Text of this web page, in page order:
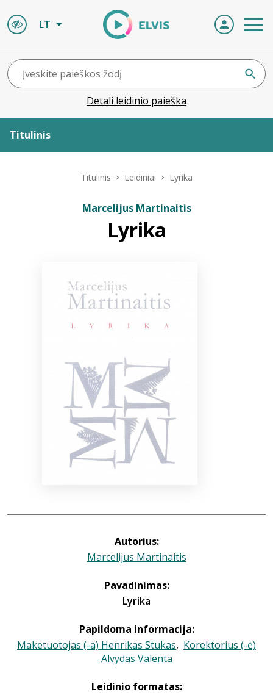
LT
Detali leidinio paieška
Titulinis
Bibliotekoms
Titulinis Leidiniai Lyrika
Marcelijus Martinaitis
Lyrika
Autorius:
Marcelijus Martinaitis
Pavadinimas:
Lyrika
Papildoma informacija:
Maketuotojas (-a) Henrikas Stukas, Korektorius (-ė)
Alvydas Valenta
Leidinio formatas: